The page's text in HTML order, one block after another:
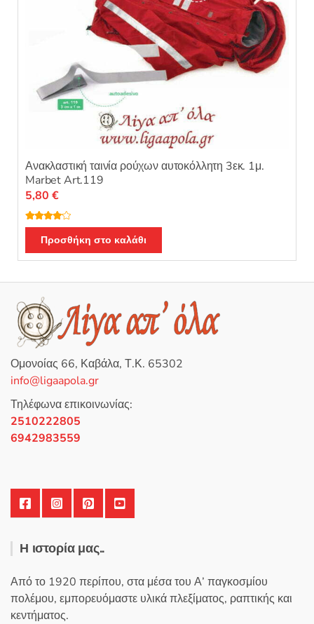
Ανακλαστική ταινία ρούχων αυτοκόλλητη 3εκ. 1μ.
Marbet Art.119
Βαθμολο
γήθηκε με
4.00από
5
5,80 €
Προσθήκη στο καλάθι
Ομονοίας 66, Καβάλα, Τ.Κ. 65302
info@ligaapola.gr
Τηλέφωνα επικοινωνίας:
2510222805
6942983559
Η ιστορία μας..
Από το 1920 περίπου, στα μέσα του Α’ παγκοσμίου
πολέμου, εμπορευόμαστε υλικά πλεξίματος, ραπτικής και
κεντήματος.